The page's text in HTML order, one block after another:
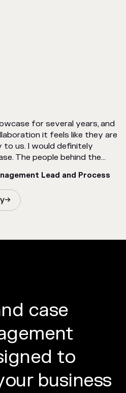
for several years, and
it feels like they are
to us. I would definitely
The people behind the
Flowcase connects
Lead and Process

case
to
business